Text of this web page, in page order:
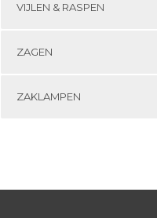
VIJLEN & RASPEN
ZAGEN
ZAKLAMPEN